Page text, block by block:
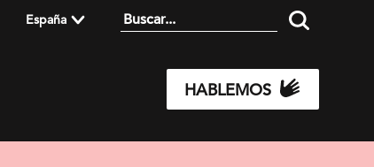
España
HABLEMOS